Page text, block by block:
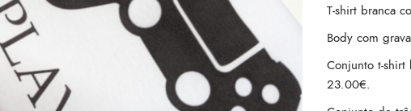
T-shirt branca
Body com
Conjunto t-
23.00€.